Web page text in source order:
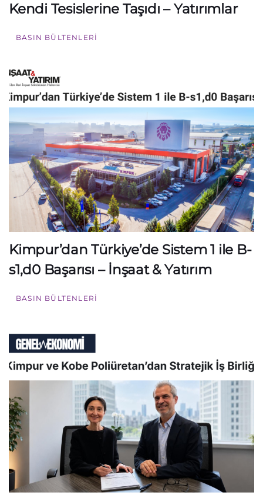
Kendi Tesislerine Taşıdı – Yatırımlar
BASIN BÜLTENLERI
Kimpur’dan Türkiye’de Sistem 1 ile B-
s1,d0 Başarısı – İnşaat & Yatırım
BASIN BÜLTENLERI